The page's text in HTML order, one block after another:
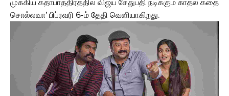
முக்கிய கதாபாத்திரத்தில் விஜய் சேதுபதி நடிக்கும் காதல் கதை
சொல்லவா’ பிப்ரவரி 6-ம் தேதி வெளியாகிறது.